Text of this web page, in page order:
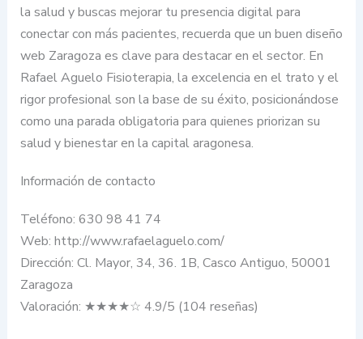
la salud y buscas mejorar tu presencia digital para
conectar con más pacientes, recuerda que un buen diseño
web Zaragoza es clave para destacar en el sector. En
Rafael Aguelo Fisioterapia, la excelencia en el trato y el
rigor profesional son la base de su éxito, posicionándose
como una parada obligatoria para quienes priorizan su
salud y bienestar en la capital aragonesa.
Información de contacto
Teléfono: 630 98 41 74
Web: http://www.rafaelaguelo.com/
Dirección: Cl. Mayor, 34, 36. 1B, Casco Antiguo, 50001
Zaragoza
Valoración: ★★★★☆ 4.9/5 (104 reseñas)